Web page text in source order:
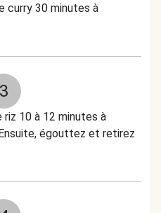
curry 30 minutes à
3
10 à 12 minutes à
égouttez et retirez